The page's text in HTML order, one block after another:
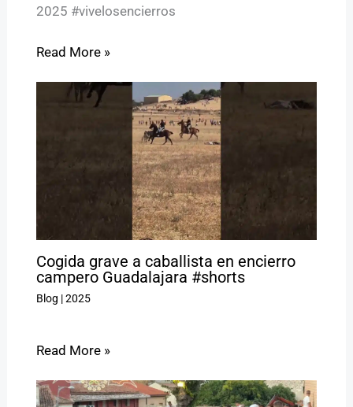
2025 #vivelosencierros
Read More »
Cogida grave a caballista en encierro
campero Guadalajara #shorts
Blog |2025
Read More »